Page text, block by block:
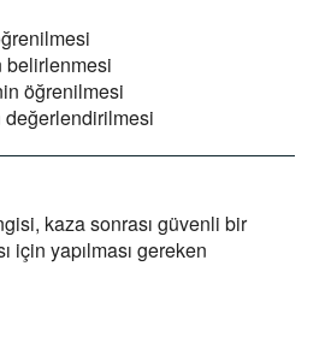
belirlenmesi
öğrenilmesi
değerlendirilmesi
kaza sonrası güvenli bir
için yapılması gereken